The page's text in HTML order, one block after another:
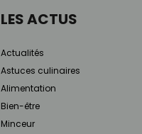
LES ACTUS
Actualités
Astuces culinaires
Alimentation
Bien-être
Minceur